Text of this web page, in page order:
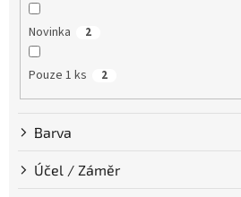
Novinka 2
Pouze 1 ks 2
Barva
Účel / Záměr